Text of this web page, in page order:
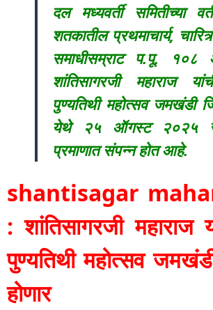
दल मध्यवर्ती समितीच्या
शतकातील प्रथमाचार्य,
समाधीसम्राट प.पू. १०८
शांतिसागरजी महाराज
पुण्यतिथी महोत्सव जमखंडी
येथे २५ ऑगस्ट २०२५
प्रमाणात संपन्न होत आहे.
shantisagar
: शांतिसागरजी महाराज
पुण्यतिथी महोत्सव
होणार